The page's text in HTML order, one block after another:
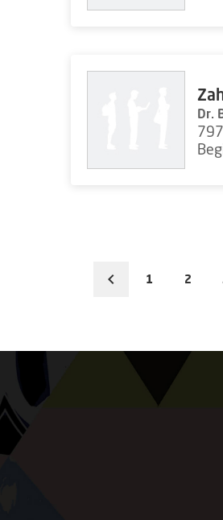
Dr.
1 2